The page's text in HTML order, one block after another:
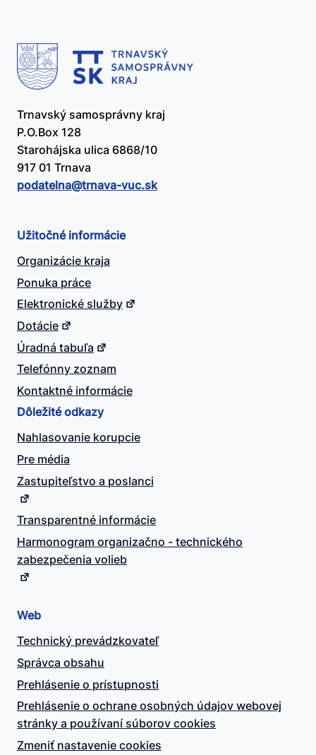
Trnavský samosprávny kraj
P.O.Box 128
Starohájska ulica 6868/10
917 01 Trnava
podatelna@​trnava-vuc.sk
Užitočné informácie
Organizácie kraja
Ponuka práce
Elektronické služby
Dotácie
Úradná tabuľa
Telefónny zoznam
Kontaktné informácie
Dôležité odkazy
Nahlasovanie korupcie
Pre média
Zastupiteľstvo a poslanci
Transparentné informácie
Harmonogram organizačno - technického
zabezpečenia volieb
Web
Technický prevádzkovateľ
Správca obsahu
Prehlásenie o prístupnosti
Prehlásenie o ochrane osobných údajov webovej
stránky a používaní súborov cookies
Zmeniť nastavenie cookies